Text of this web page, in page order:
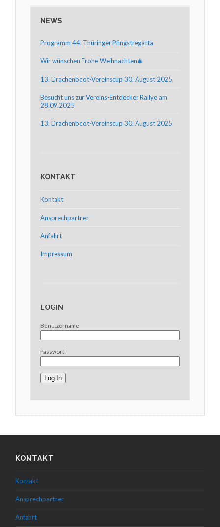
NEWS
Programm 44. Thüringer Pfingstregatta
Wir wünschen Frohe Weihnachten🎄
13. Drachenboot-Vereinscup 30. August 2025
Besucht uns zur Vereins-Entdecker Rallye am
28.09.2025
13. Drachenboot-Vereinscup 30. August 2025
KONTAKT
Kontakt
Ansprechpartner
Anfahrt
Impressum
LOGIN
Benutzername
Passwort
KONTAKT
Kontakt
Ansprechpartner
Anfahrt